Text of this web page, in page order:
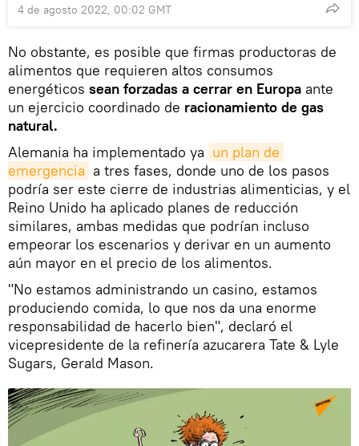
4 de agosto 2022, 00:02 GMT
No obstante, es posible que firmas productoras de
alimentos que requieren altos consumos
energéticos sean forzadas a cerrar en Europa ante
un ejercicio coordinado de racionamiento de gas
natural.
Alemania ha implementado ya un plan de
emergencia a tres fases, donde uno de los pasos
podría ser este cierre de industrias alimenticias, y el
Reino Unido ha aplicado planes de reducción
similares, ambas medidas que podrían incluso
empeorar los escenarios y derivar en un aumento
aún mayor en el precio de los alimentos.
"No estamos administrando un casino, estamos
produciendo comida, lo que nos da una enorme
responsabilidad de hacerlo bien", declaró el
vicepresidente de la refinería azucarera Tate & Lyle
Sugars, Gerald Mason.